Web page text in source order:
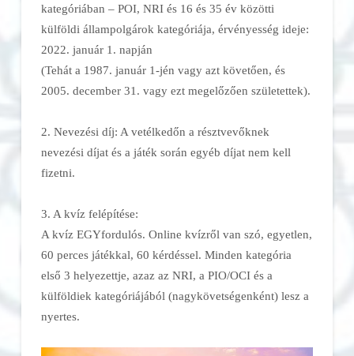
kategóriában – POI, NRI és 16 és 35 év közötti
külföldi állampolgárok kategóriája, érvényesség ideje:
2022. január 1. napján
(Tehát a 1987. január 1-jén vagy azt követően, és
2005. december 31. vagy ezt megelőzően születettek).
2. Nevezési díj: A vetélkedőn a résztvevőknek
nevezési díjat és a játék során egyéb díjat nem kell
fizetni.
3. A kvíz felépítése:
A kvíz EGYfordulós. Online kvízről van szó, egyetlen,
60 perces játékkal, 60 kérdéssel. Minden kategória
első 3 helyezettje, azaz az NRI, a PIO/OCI és a
külföldiek kategóriájából (nagykövetségenként) lesz a
nyertes.